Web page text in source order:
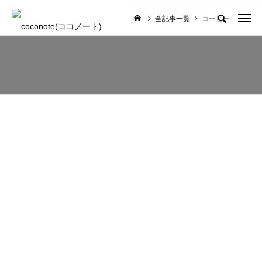
全記事一覧 コーヒー